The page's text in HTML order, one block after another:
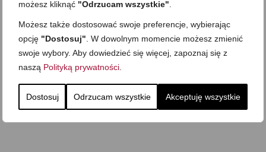
możesz kliknąć "Odrzucam wszystkie"
Możesz także dostosować swoje preferencje, wybierając
opcję "Dostosuj" . W dowolnym momencie możesz zmienić
swoje wybory. Aby dowiedzieć się więcej, zapoznaj się z
naszą Polityką prywatności
Dostosuj Odrzucam wszystkie Akceptuję wszystkie
Zobacz też